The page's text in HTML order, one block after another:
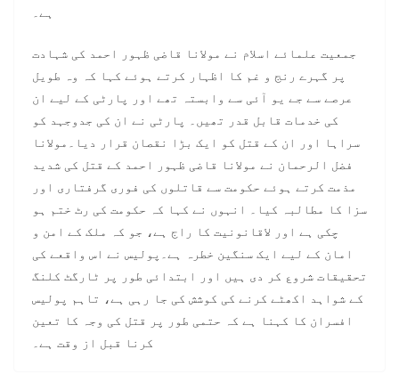
ہے۔
جمعیت علمائے اسلام نے مولانا قاضی ظہور احمد کی شہادت
پر گہرے رنج و غم کا اظہار کرتے ہوئے کہا کہ وہ طویل
عرصے سے جے یو آئی سے وابستہ تھے اور پارٹی کے لیے ان
کی خدمات قابل قدر تھیں۔ پارٹی نے ان کی جدوجہد کو
سراہا اور ان کے قتل کو ایک بڑا نقصان قرار دیا۔مولانا
فضل الرحمان نے مولانا قاضی ظہور احمد کے قتل کی شدید
مذمت کرتے ہوئے حکومت سے قاتلوں کی فوری گرفتاری اور
سزا کا مطالبہ کیا۔ انہوں نے کہا کہ حکومت کی رٹ ختم ہو
چکی ہے اور لاقانونیت کا راج ہے، جو کہ ملک کے امن و
امان کے لیے ایک سنگین خطرہ ہے۔پولیس نے اس واقعے کی
تحقیقات شروع کر دی ہیں اور ابتدائی طور پر ٹارگٹ کلنگ
کے شواہد اکھٹے کرنے کی کوشش کی جا رہی ہے، تاہم پولیس
افسران کا کہنا ہے کہ حتمی طور پر قتل کی وجہ کا تعین
کرنا قبل از وقت ہے۔